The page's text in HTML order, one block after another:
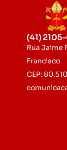
(41)
Rua Jaime
Francisco
CEP: